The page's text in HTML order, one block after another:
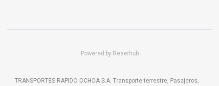
Powered by Reserhub
TRANSPORTES RAPIDO OCHOA S.A. Transporte terrestre, Pasajeros,